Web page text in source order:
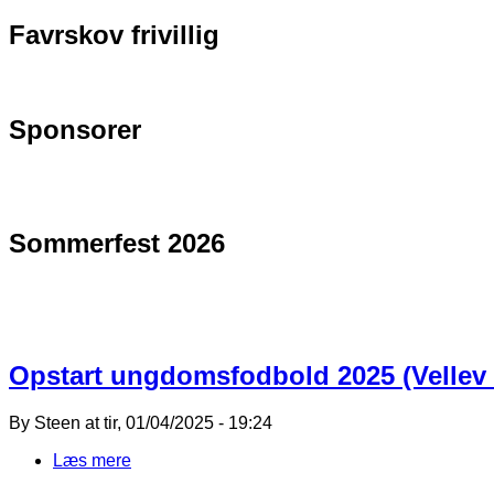
Favrskov frivillig
Sponsorer
Sommerfest 2026
Opstart ungdomsfodbold 2025 (Vellev
By Steen attir, 01/04/2025 - 19:24
Læs mere